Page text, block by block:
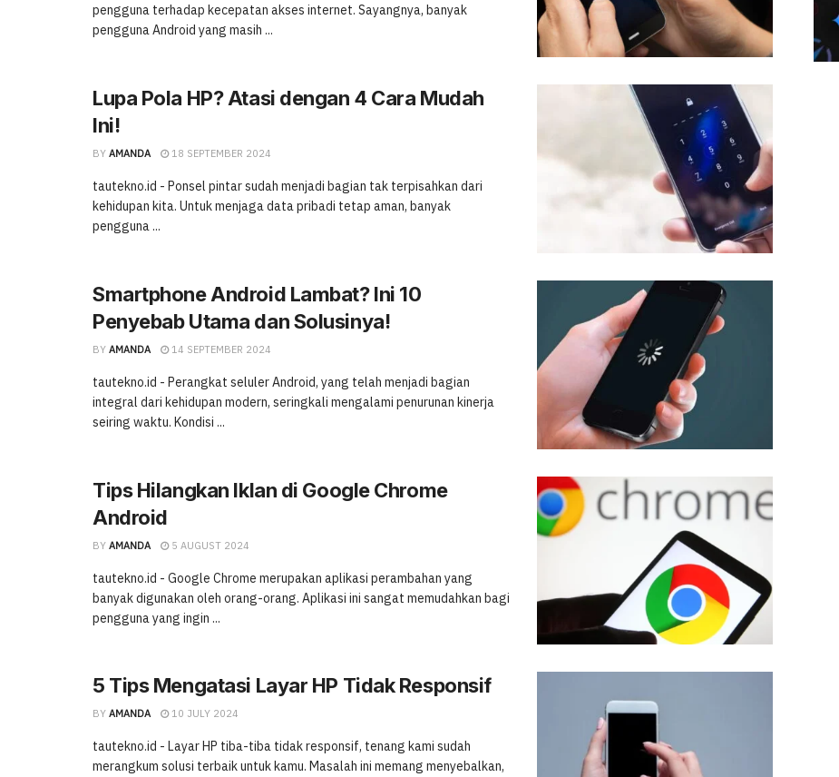
pengguna terhadap kecepatan akses internet. Sayangnya, banyak
pengguna Android yang masih ...
Lupa Pola HP? Atasi dengan 4 Cara Mudah
Ini!
BY AMANDA 18 SEPTEMBER 2024
tautekno.id - Ponsel pintar sudah menjadi bagian tak terpisahkan dari
kehidupan kita. Untuk menjaga data pribadi tetap aman, banyak
pengguna ...
Smartphone Android Lambat? Ini 10
Penyebab Utama dan Solusinya!
BY AMANDA 14 SEPTEMBER 2024
tautekno.id - Perangkat seluler Android, yang telah menjadi bagian
integral dari kehidupan modern, seringkali mengalami penurunan kinerja
seiring waktu. Kondisi ...
Tips Hilangkan Iklan di Google Chrome
Android
BY AMANDA 5 AUGUST 2024
tautekno.id - Google Chrome merupakan aplikasi perambahan yang
banyak digunakan oleh orang-orang. Aplikasi ini sangat memudahkan bagi
pengguna yang ingin ...
5 Tips Mengatasi Layar HP Tidak Responsif
BY AMANDA 10 JULY 2024
tautekno.id - Layar HP tiba-tiba tidak responsif, tenang kami sudah
merangkum solusi terbaik untuk kamu. Masalah ini memang menyebalkan,